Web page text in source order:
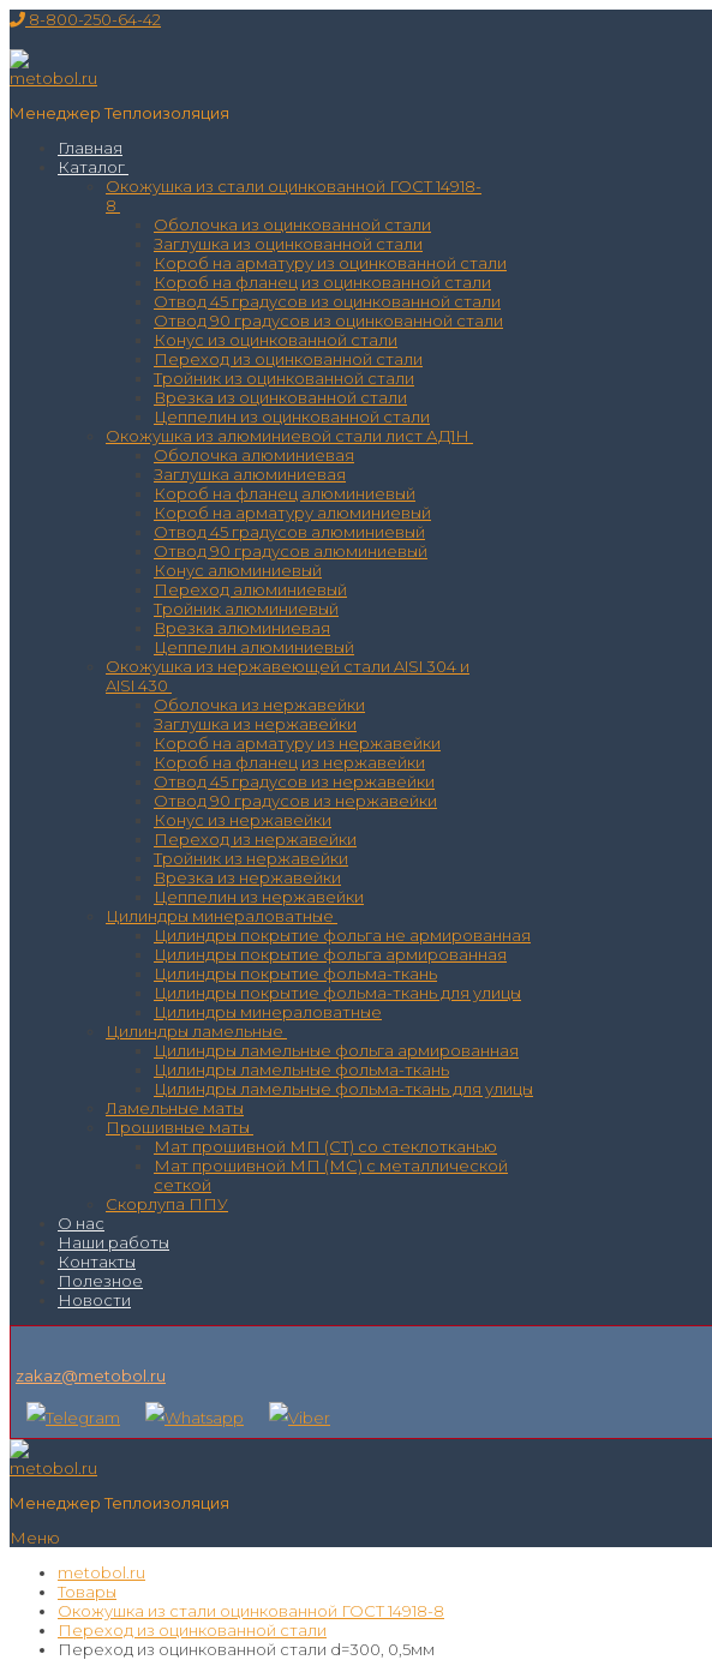
Перейти
содержимому
Меню
Закрыть
8-800-250-64-42
Менеджер Теплоизоляция
Главная
Каталог
Окожушка из стали оцинкованной ГОСТ 14918-
8
Оболочка из оцинкованной стали
Заглушка из оцинкованной стали
Короб на арматуру из оцинкованной стали
Короб на фланец из оцинкованной стали
Отвод 45 градусов из оцинкованной стали
Отвод 90 градусов из оцинкованной стали
Конус из оцинкованной стали
Переход из оцинкованной стали
Тройник из оцинкованной стали
Врезка из оцинкованной стали
Цеппелин из оцинкованной стали
Окожушка из алюминиевой стали лист АД1Н
Оболочка алюминиевая
Заглушка алюминиевая
Короб на фланец алюминиевый
Короб на арматуру алюминиевый
Отвод 45 градусов алюминиевый
Отвод 90 градусов алюминиевый
Конус алюминиевый
Переход алюминиевый
Тройник алюминиевый
Врезка алюминиевая
Цеппелин алюминиевый
Окожушка из нержавеющей стали AISI 304 и
AISI 430
Оболочка из нержавейки
Заглушка из нержавейки
Короб на арматуру из нержавейки
Короб на фланец из нержавейки
Отвод 45 градусов из нержавейки
Отвод 90 градусов из нержавейки
Конус из нержавейки
Переход из нержавейки
Тройник из нержавейки
Врезка из нержавейки
Цеппелин из нержавейки
Цилиндры минераловатные
Цилиндры покрытие фольга не армированная
Цилиндры покрытие фольга армированная
Цилиндры покрытие фольма-ткань
Цилиндры покрытие фольма-ткань для улицы
Цилиндры минераловатные
Цилиндры ламельные
Цилиндры ламельные фольга армированная
Цилиндры ламельные фольма-ткань
Цилиндры ламельные фольма-ткань для улицы
Ламельные маты
Прошивные маты
Мат прошивной МП (СТ) со стеклотканью
Мат прошивной МП (МС) с металлической
сеткой
Скорлупа ППУ
О нас
Наши работы
Контакты
Полезное
Новости
zakaz@metobol.ru
Менеджер Теплоизоляция
Меню
metobol.ru
Товары
Окожушка из стали оцинкованной ГОСТ 14918-8
Переход из оцинкованной стали
Переход из оцинкованной стали d=300, 0,5мм